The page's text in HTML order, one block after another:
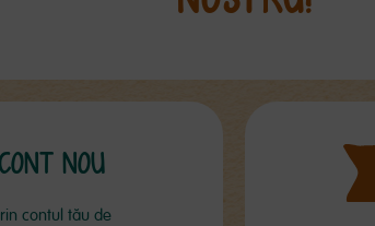
NOU
contul tău de